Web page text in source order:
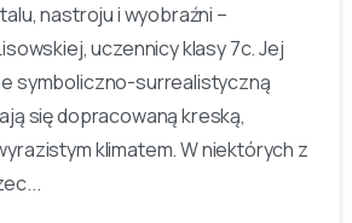
nastroju i wyobraźni –
uczennicy klasy 7c. Jej
symboliczno-surrealistyczną
się dopracowaną kreską,
klimatem. W niektórych z